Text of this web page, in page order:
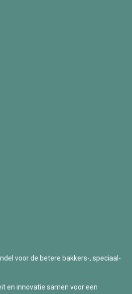
voor de betere bakkers-, speciaal-
en innovatie samen voor een